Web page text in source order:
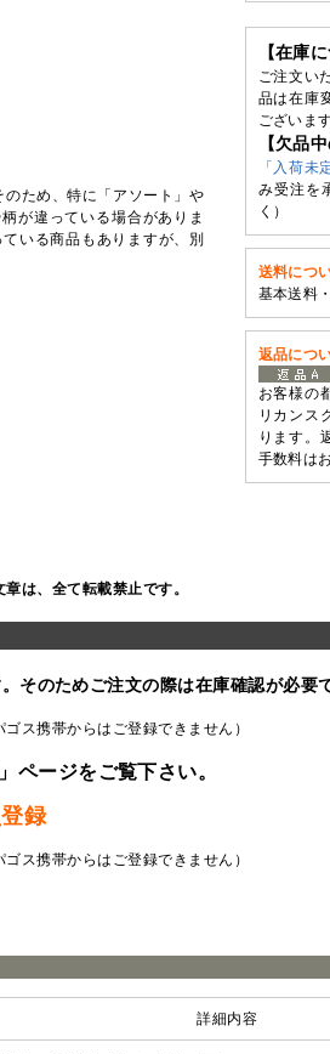
ため、特に「アソート」や
が違っている場合がありま
いる商品もありますが、別
【在庫
ご注文い
品は在庫
ございま
【欠品
「入荷未
み受注を
く）
送料につ
基本送料
返品につ
お客様の
リカンス
ります。
手数料は
は、全て転載禁止です。
そのためご注文の際は在庫確認が必要で
ス携帯からはご登録できません）
ページをご覧下さい。
録
ス携帯からはご登録できません）
細内容